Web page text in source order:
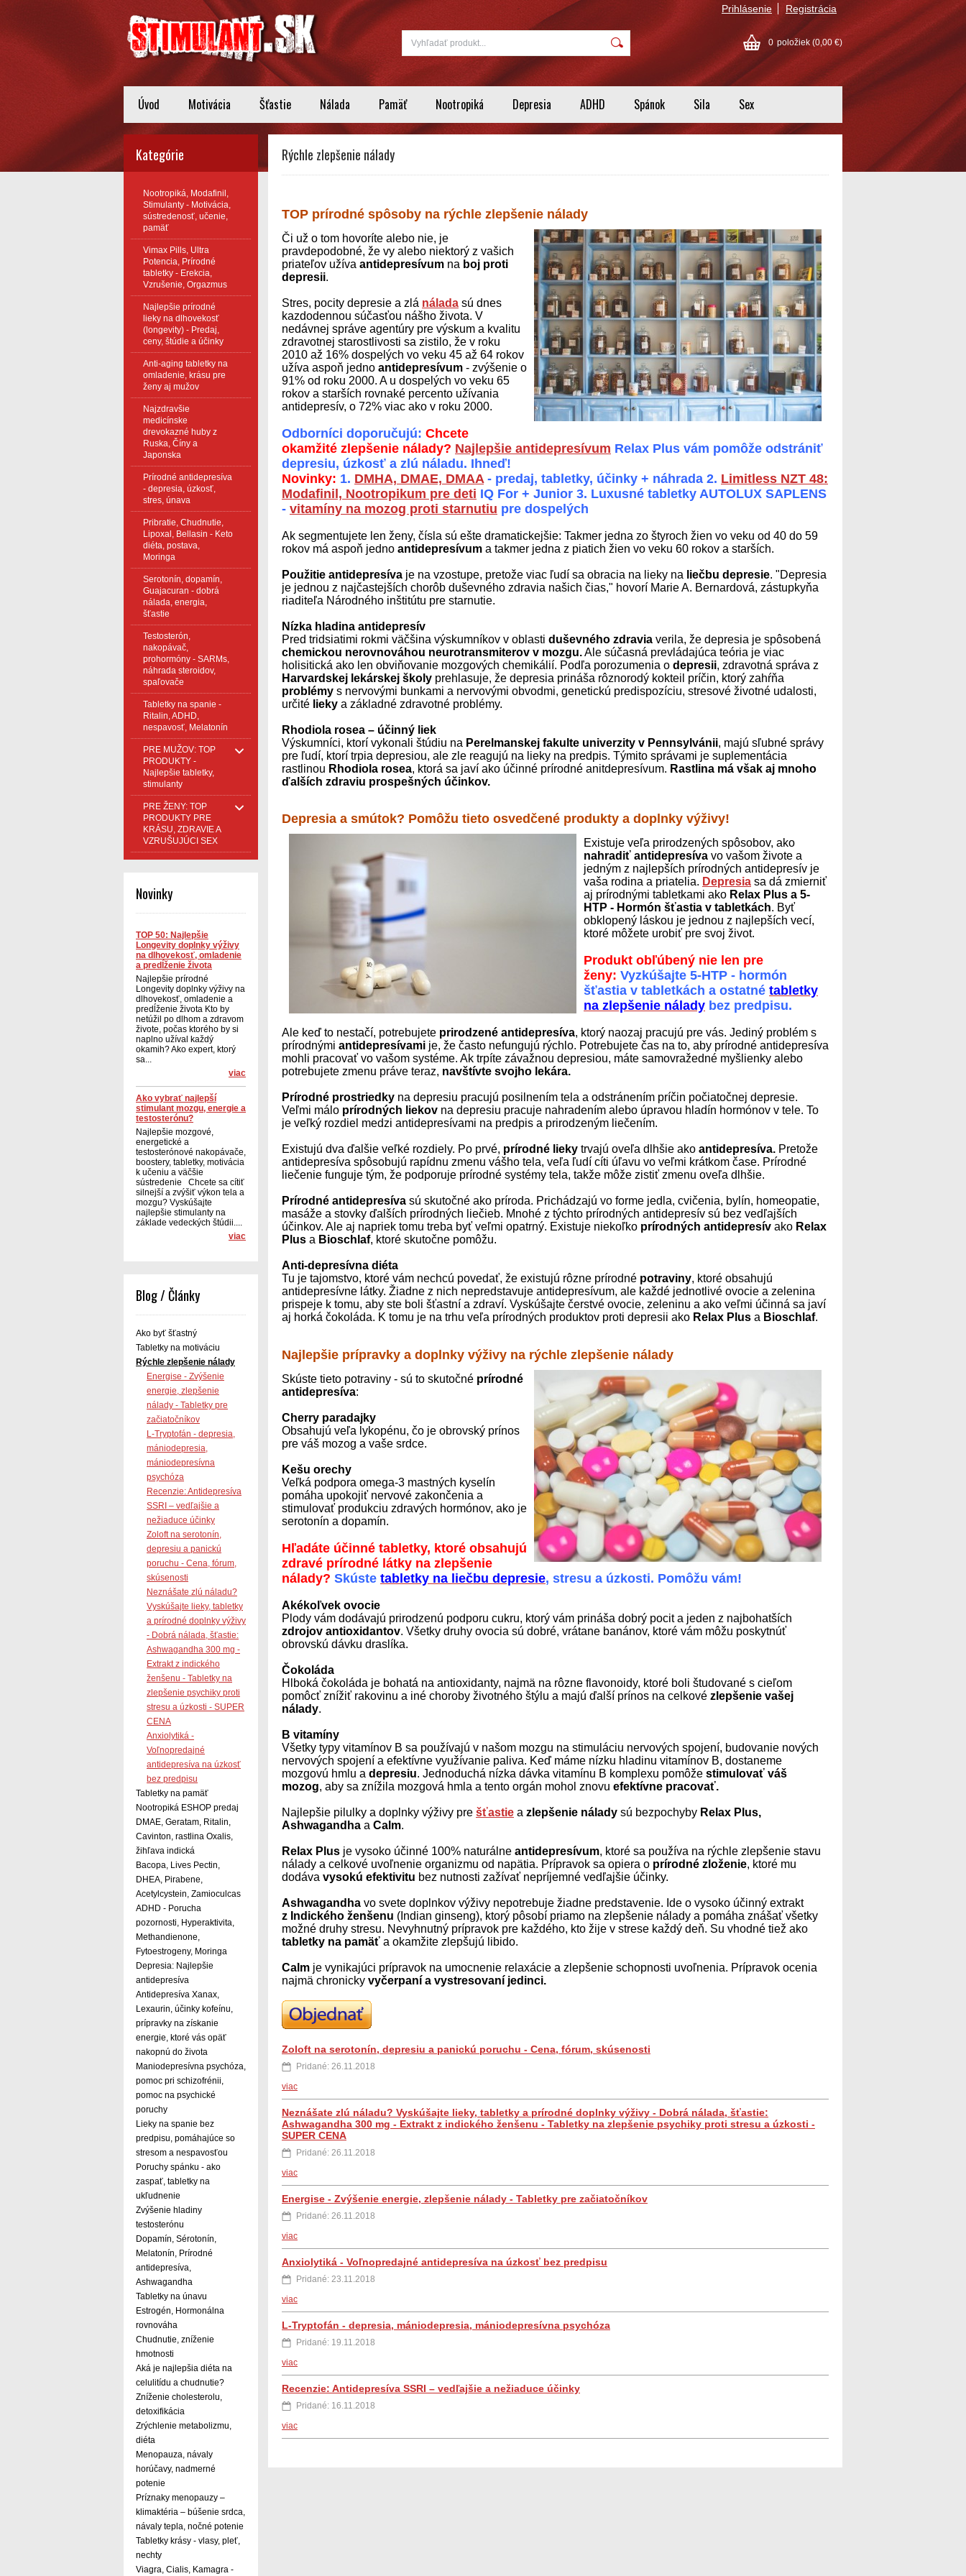
Prihlásenie Registrácia
0 položiek (0,00 €)
Úvod Motivácia Šťastie Nálada Pamäť Nootropiká Depresia ADHD Spánok Sila Sex
Kategórie
Nootropiká, Modafinil,
Stimulanty - Motivácia,
sústredenosť, učenie,
pamäť
Vimax Pills, Ultra
Potencia, Prírodné
tabletky - Erekcia,
Vzrušenie, Orgazmus
Najlepšie prírodné
lieky na dlhovekosť
(longevity) - Predaj,
ceny, štúdie a účinky
Anti-aging tabletky na
omladenie, krásu pre
ženy aj mužov
Najzdravšie
medicínske
drevokazné huby z
Ruska, Číny a
Japonska
Prírodné antidepresíva
- depresia, úzkosť,
stres, únava
Pribratie, Chudnutie,
Lipoxal, Bellasin - Keto
diéta, postava,
Moringa
Serotonín, dopamín,
Guajacuran - dobrá
nálada, energia,
šťastie
Testosterón,
nakopávač,
prohormóny - SARMs,
náhrada steroidov,
spaľovače
Tabletky na spanie -
Ritalin, ADHD,
nespavosť, Melatonín
PRE MUŽOV: TOP
PRODUKTY -
Najlepšie tabletky,
stimulanty
PRE ŽENY: TOP
PRODUKTY PRE
KRÁSU, ZDRAVIE A
VZRUŠUJÚCI SEX
Novinky
TOP 50: Najlepšie
Longevity doplnky výživy
na dlhovekosť, omladenie
a predĺženie života
Najlepšie prírodné
Longevity doplnky výživy na
dlhovekosť, omladenie a
predĺženie života Kto by
netúžil po dlhom a zdravom
živote, počas ktorého by si
naplno užíval každý
okamih? Ako expert, ktorý
sa...
viac
Ako vybrať najlepší
stimulant mozgu, energie a
testosterónu?
Najlepšie mozgové,
energetické a
testosterónové nakopávače,
boostery, tabletky, motivácia
k učeniu a väčšie
sústredenie Chcete sa cítiť
silnejší a zvýšiť výkon tela a
mozgu? Vyskúšajte
najlepšie stimulanty na
základe vedeckých štúdii....
viac
Blog / Články
Ako byť šťastný
Tabletky na motiváciu
Rýchle zlepšenie nálady
Energise - Zvýšenie
energie, zlepšenie
nálady - Tabletky pre
začiatočníkov
L-Tryptofán - depresia,
mániodepresia,
mániodepresívna
psychóza
Recenzie: Antidepresíva
SSRI – vedľajšie a
nežiaduce účinky
Zoloft na serotonín,
depresiu a panickú
poruchu - Cena, fórum,
skúsenosti
Neznášate zlú náladu?
Vyskúšajte lieky, tabletky
a prírodné doplnky výživy
- Dobrá nálada, šťastie:
Ashwagandha 300 mg -
Extrakt z indického
ženšenu - Tabletky na
zlepšenie psychiky proti
stresu a úzkosti - SUPER
CENA
Anxiolytiká -
Voľnopredajné
antidepresíva na úzkosť
bez predpisu
Tabletky na pamäť
Nootropiká ESHOP predaj
DMAE, Geratam, Ritalin,
Cavinton, rastlina Oxalis,
žihľava indická
Bacopa, Lives Pectin,
DHEA, Pirabene,
Acetylcystein, Zamioculcas
ADHD - Porucha
pozornosti, Hyperaktivita,
Methandienone,
Fytoestrogeny, Moringa
Depresia: Najlepšie
antidepresíva
Antidepresíva Xanax,
Lexaurin, účinky kofeínu,
prípravky na získanie
energie, ktoré vás opäť
nakopnú do života
Maniodepresívna psychóza,
pomoc pri schizofrénii,
pomoc na psychické
poruchy
Lieky na spanie bez
predpisu, pomáhajúce so
stresom a nespavosťou
Poruchy spánku - ako
zaspať, tabletky na
ukľudnenie
Zvýšenie hladiny
testosterónu
Dopamín, Sérotonín,
Melatonín, Prírodné
antidepresíva,
Ashwagandha
Tabletky na únavu
Estrogén, Hormonálna
rovnováha
Chudnutie, zníženie
hmotnosti
Aká je najlepšia diéta na
celulitídu a chudnutie?
Zníženie cholesterolu,
detoxifikácia
Zrýchlenie metabolizmu,
diéta
Menopauza, návaly
horúčavy, nadmerné
potenie
Príznaky menopauzy –
klimaktéria – búšenie srdca,
návaly tepla, nočné potenie
Tabletky krásy - vlasy, pleť,
nechty
Viagra, Cialis, Kamagra -
Rýchle zlepšenie nálady
TOP prírodné spôsoby na rýchle zlepšenie nálady
Či už o tom hovoríte alebo nie, je
pravdepodobné, že vy alebo niektorý z vašich
priateľov užíva antidepresívum na boj proti
depresii.
Stres, pocity depresie a zlá nálada sú dnes
kazdodennou súčasťou nášho života. V
nedávnej správe agentúry pre výskum a kvalitu
zdravotnej starostlivosti sa zistilo, že v roku
2010 až 16% dospelých vo veku 45 až 64 rokov
užíva aspoň jedno antidepresívum - zvýšenie o
91% od roku 2000. A u dospelých vo veku 65
rokov a starších rovnaké percento užívania
antidepresív, o 72% viac ako v roku 2000.
Odborníci doporučujú: Chcete
okamžité zlepšenie nálady? Najlepšie antidepresívum Relax Plus vám pomôže odstrániť
depresiu, úzkosť a zlú náladu. Ihneď!
Novinky: 1. DMHA, DMAE, DMAA- predaj, tabletky, účinky + náhrada 2. Limitless NZT 48:
Modafinil, Nootropikum pre deti IQ For + Junior 3. Luxusné tabletky AUTOLUX SAPLENS
- vitamíny na mozog proti starnutiu pre dospelých
Ak segmentujete len ženy, čísla sú ešte dramatickejšie: Takmer jedna zo štyroch žien vo veku od 40 do 59
rokov má aspoň jedno antidepresívum a takmer jedna z piatich žien vo veku 60 rokov a starších.
Použitie antidepresíva je na vzostupe, pretože viac ľudí sa obracia na lieky na liečbu depresie. "Depresia
je jednou z najčastejších chorôb duševného zdravia našich čias," hovorí Marie A. Bernardová, zástupkyňa
riaditeľa Národného inštitútu pre starnutie.
Nízka hladina antidepresív
Pred tridsiatimi rokmi väčšina výskumníkov v oblasti duševného zdravia verila, že depresia je spôsobená
chemickou nerovnováhou neurotransmiterov v mozgu.Ale súčasná prevládajúca teória je viac
holisitická ako len obviňovanie mozgových chemikálií. Podľa porozumenia o depresii, zdravotná správa z
Harvardskej lekárskej školy prehlasuje, že depresia prináša rôznorodý kokteil príčin, ktorý zahŕňa
problémy s nervovými bunkami a nervovými obvodmi, genetickú predispozíciu, stresové životné udalosti,
určité lieky a základné zdravotné problémy.
Rhodiola rosea – účinný liek
Výskumníci, ktorí vykonali štúdiu na Perelmanskej fakulte univerzity v Pennsylvánii, majú sľubné správy
pre ľudí, ktorí trpia depresiou, ale zle reagujú na lieky na predpis. Týmito správami je suplementácia
rastlinou Rhodiola rosea, ktorá sa javí ako účinné prírodné anitdepresívum. Rastlina má však aj mnoho
ďalších zdraviu prospešných účinkov.
Depresia a smútok? Pomôžu tieto osvedčené produkty a doplnky výživy!
Existuje veľa prirodzených spôsobov, ako
nahradiť antidepresíva vo vašom živote a
jedným z najlepších prírodných antidepresív je
vaša rodina a priatelia. Depresia sa dá zmierniť
aj prírodnými tabletkami ako Relax Plus a 5-
HTP - Hormón šťastia v tabletkách. Byť
obklopený láskou je jednou z najlepších vecí,
ktoré môžete urobiť pre svoj život.
Produkt obľúbený nie len pre
ženy: Vyzkúšajte 5-HTP - hormón
šťastia v tabletkách a ostatné tabletky
na zlepšenie nálady bez predpisu.
Ale keď to nestačí, potrebujete prirodzené antidepresíva, ktorý naozaj pracujú pre vás. Jediný problém s
prírodnými antidepresívami je, že často nefungujú rýchlo. Potrebujete čas na to, aby prírodné antidepresíva
mohli pracovať vo vašom systéme. Ak trpíte závažnou depresiou, máte samovražedné myšlienky alebo
potrebujete zmenu práve teraz, navštívte svojho lekára.
Prírodné prostriedky na depresiu pracujú posilnením tela a odstránením príčin počiatočnej depresie.
Veľmi málo prírodných liekov na depresiu pracuje nahradením alebo úpravou hladín hormónov v tele. To
je veľký rozdiel medzi antidepresívami na predpis a prirodzeným liečením.
Existujú dva ďalšie veľké rozdiely. Po prvé, prírodné lieky trvajú oveľa dlhšie ako antidepresíva. Pretože
antidepresíva spôsobujú rapídnu zmenu vášho tela, veľa ľudí cíti úľavu vo veľmi krátkom čase. Prírodné
liečenie funguje tým, že podporuje prírodné systémy tela, takže môže zistiť zmenu oveľa dlhšie.
Prírodné antidepresíva sú skutočné ako príroda. Prichádzajú vo forme jedla, cvičenia, bylín, homeopatie,
masáže a stovky ďalších prírodných liečieb. Mnohé z týchto prírodných antidepresív sú bez vedľajších
účinkov. Ale aj napriek tomu treba byť veľmi opatrný. Existuje niekoľko prírodných antidepresív ako Relax
Plus a Bioschlaf, ktoré skutočne pomôžu.
Anti-depresívna diéta
Tu je tajomstvo, ktoré vám nechcú povedať, že existujú rôzne prírodné potraviny, ktoré obsahujú
antidepresívne látky. Žiadne z nich nepredstavuje antidepresívum, ale každé jednotlivé ovocie a zelenina
prispeje k tomu, aby ste boli šťastní a zdraví. Vyskúšajte čerstvé ovocie, zeleninu a ako veľmi účinná sa javí
aj horká čokoláda. K tomu je na trhu veľa prírodných produktov proti depresii ako Relax Plus a Bioschlaf.
Najlepšie prípravky a doplnky výživy na rýchle zlepšenie nálady
Skúste tieto potraviny - sú to skutočné prírodné
antidepresíva:
Cherry paradajky
Obsahujú veľa lykopénu, čo je obrovský prínos
pre váš mozog a vaše srdce.
Kešu orechy
Veľká podpora omega-3 mastných kyselín
pomáha upokojiť nervové zakončenia a
stimulovať produkciu zdravých hormónov, ako je
serotonín a dopamín.
Hľadáte účinné tabletky, ktoré obsahujú
zdravé prírodné látky na zlepšenie
nálady? Skúste tabletky na liečbu depresie, stresu a úzkosti. Pomôžu vám!
Akékoľvek ovocie
Plody vám dodávajú prirodzenú podporu cukru, ktorý vám prináša dobrý pocit a jeden z najbohatších
zdrojov antioxidantov. Všetky druhy ovocia sú dobré, vrátane banánov, ktoré vám môžu poskytnúť
obrovskú dávku draslíka.
Čokoláda
Hlboká čokoláda je bohatá na antioxidanty, najmä na rôzne flavonoidy, ktoré boli študované s cieľom
pomôcť znížiť rakovinu a iné choroby životného štýlu a majú ďalší prínos na celkové zlepšenie vašej
nálady.
B vitamíny
Všetky typy vitamínov B sa používajú v našom mozgu na stimuláciu nervových spojení, budovanie nových
nervových spojení a efektívne využívanie paliva. Keď máme nízku hladinu vitamínov B, dostaneme
mozgovú hmlu a depresiu. Jednoduchá nízka dávka vitamínu B komplexu pomôže stimulovať váš
mozog, aby sa znížila mozgová hmla a tento orgán mohol znovu efektívne pracovať.
Najlepšie pilulky a doplnky výživy pre šťastie a zlepšenie nálady sú bezpochyby Relax Plus,
Ashwagandha a Calm.
Relax Plus je vysoko účinné 100% naturálne antidepresívum, ktoré sa používa na rýchle zlepšenie stavu
nálady a celkové uvoľnenie organizmu od napätia. Prípravok sa opiera o prírodné zloženie, ktoré mu
dodáva vysokú efektivitu bez nutnosti zažívať nepríjemné vedľajšie účinky.
Ashwagandha vo svete doplnkov výživy nepotrebuje žiadne predstavenie. Ide o vysoko účinný extrakt
z Indického ženšenu (Indian ginseng), ktorý pôsobí priamo na zlepšenie nálady a pomáha znášať všetky
možné druhy stresu. Nevyhnutný prípravok pre každého, kto žije v strese každý deň. Su vhodné tiež ako
tabletky na pamäť a okamžite zlepšujú libido.
Calm je vynikajúci prípravok na umocnenie relaxácie a zlepšenie schopnosti uvoľnenia. Prípravok ocenia
najmä chronicky vyčerpaní a vystresovaní jedinci.
Zoloft na serotonín, depresiu a panickú poruchu - Cena, fórum, skúsenosti
Pridané: 26.11.2018
viac
Neznášate zlú náladu? Vyskúšajte lieky, tabletky a prírodné doplnky výživy - Dobrá nálada, šťastie:
Ashwagandha 300 mg - Extrakt z indického ženšenu - Tabletky na zlepšenie psychiky proti stresu a úzkosti -
SUPER CENA
Pridané: 26.11.2018
viac
Energise - Zvýšenie energie, zlepšenie nálady - Tabletky pre začiatočníkov
Pridané: 26.11.2018
viac
Anxiolytiká - Voľnopredajné antidepresíva na úzkosť bez predpisu
Pridané: 23.11.2018
viac
L-Tryptofán - depresia, mániodepresia, mániodepresívna psychóza
Pridané: 19.11.2018
viac
Recenzie: Antidepresíva SSRI – vedľajšie a nežiaduce účinky
Pridané: 16.11.2018
viac